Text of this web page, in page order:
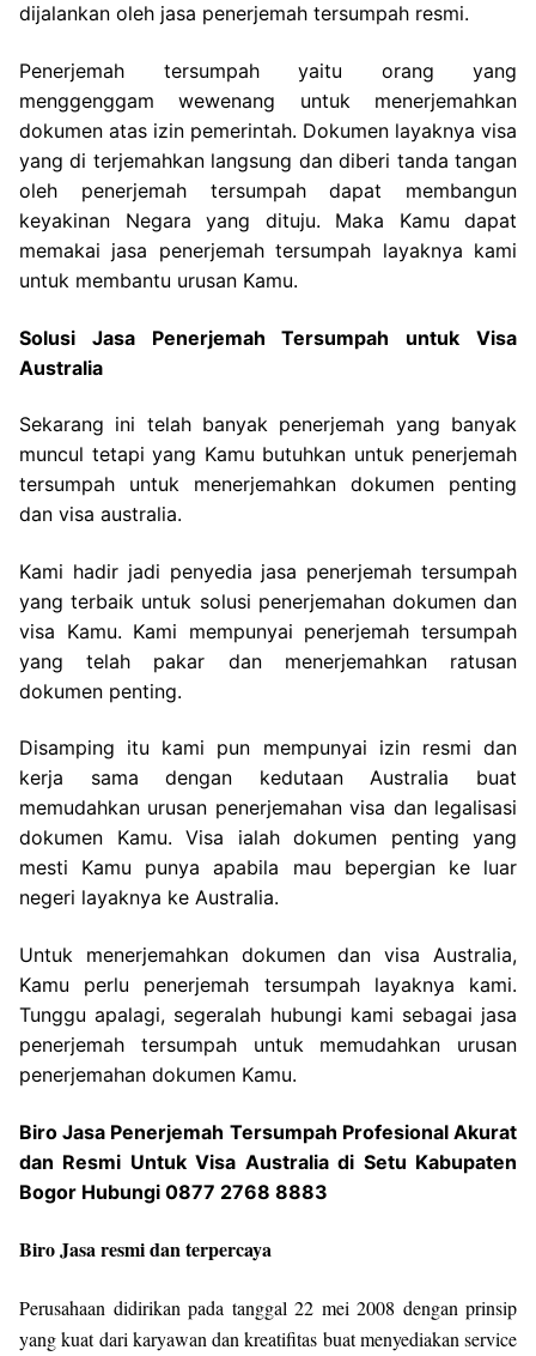
dijalankan oleh jasa penerjemah tersumpah resmi.
Penerjemah tersumpah yaitu orang yang
menggenggam wewenang untuk menerjemahkan
dokumen atas izin pemerintah. Dokumen layaknya visa
yang di terjemahkan langsung dan diberi tanda tangan
oleh penerjemah tersumpah dapat membangun
keyakinan Negara yang dituju. Maka Kamu dapat
memakai jasa penerjemah tersumpah layaknya kami
untuk membantu urusan Kamu.
Solusi Jasa Penerjemah Tersumpah untuk Visa
Australia
Sekarang ini telah banyak penerjemah yang banyak
muncul tetapi yang Kamu butuhkan untuk penerjemah
tersumpah untuk menerjemahkan dokumen penting
dan visa australia.
Kami hadir jadi penyedia jasa penerjemah tersumpah
yang terbaik untuk solusi penerjemahan dokumen dan
visa Kamu. Kami mempunyai penerjemah tersumpah
yang telah pakar dan menerjemahkan ratusan
dokumen penting.
Disamping itu kami pun mempunyai izin resmi dan
kerja sama dengan kedutaan Australia buat
memudahkan urusan penerjemahan visa dan legalisasi
dokumen Kamu. Visa ialah dokumen penting yang
mesti Kamu punya apabila mau bepergian ke luar
negeri layaknya ke Australia.
Untuk menerjemahkan dokumen dan visa Australia,
Kamu perlu penerjemah tersumpah layaknya kami.
Tunggu apalagi, segeralah hubungi kami sebagai jasa
penerjemah tersumpah untuk memudahkan urusan
penerjemahan dokumen Kamu.
Biro Jasa Penerjemah Tersumpah Profesional Akurat
dan Resmi Untuk Visa Australia di Setu Kabupaten
Bogor Hubungi 0877 2768 8883
Biro Jasa resmi dan terpercaya
Perusahaan didirikan pada tanggal 22 mei 2008 dengan prinsip
yang kuat dari karyawan dan kreatifitas buat menyediakan service